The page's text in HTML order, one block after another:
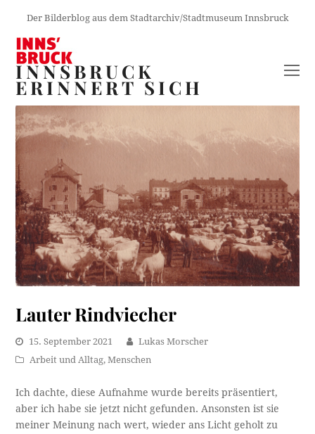
Der Bilderblog aus dem Stadtarchiv/Stadtmuseum Innsbruck
INNSBRUCK
ERINNERT SICH
Lauter Rindviecher
15. September 2021
Lukas Morscher
Arbeit und Alltag,Menschen
Ich dachte, diese Aufnahme wurde bereits präsentiert,
aber ich habe sie jetzt nicht gefunden. Ansonsten ist sie
meiner Meinung nach wert, wieder ans Licht geholt zu